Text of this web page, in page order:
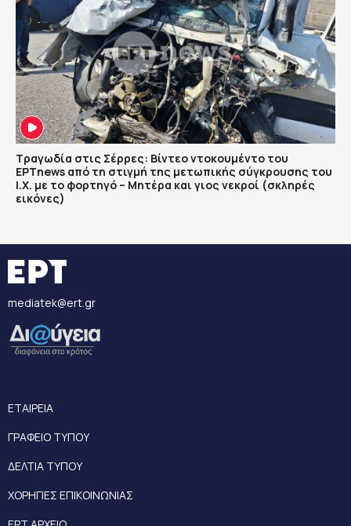
Τραγωδία στις Σέρρες: Βίντεο ντοκουμέντο του
ΕΡΤnews από τη στιγμή της μετωπικής σύγκρουσης του
Ι.Χ. με το φορτηγό – Μητέρα και γιος νεκροί (σκληρές
εικόνες)
mediatek@ert.gr
ΕΤΑΙΡΕΙΑ
ΓΡΑΦΕΙΟ ΤΥΠΟΥ
ΔΕΛΤΙΑ ΤΥΠΟΥ
ΧΟΡΗΓΙΕΣ ΕΠΙΚΟΙΝΩΝΙΑΣ